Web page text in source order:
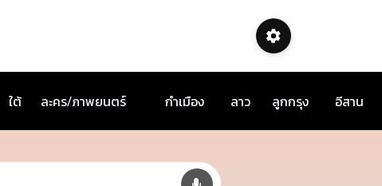
ใต้ ละคร/ภาพยนตร์ กำเมือง ลาว ลูกกรุง อีสาน